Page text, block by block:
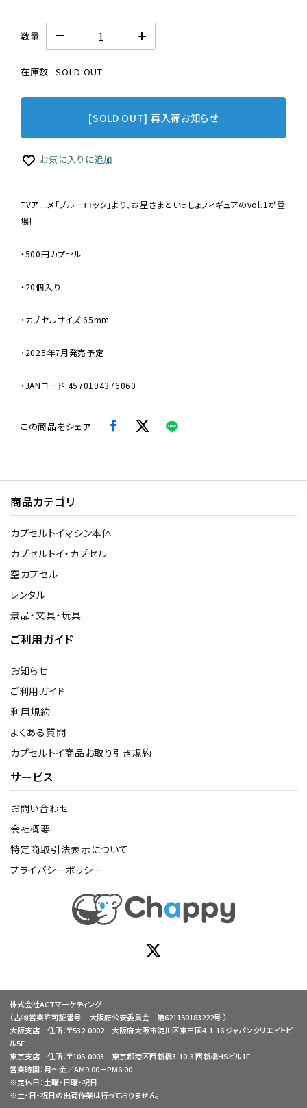
数量
在庫数 SOLD OUT
[SOLD OUT] 再入荷お知らせ
お気に入りに追加
TVアニメ「ブルーロック」より、お星さまといっしょフィギュアのvol.1が登
場!
・500円カプセル
・20個入り
・カプセルサイズ:65mm
・2025年7月発売予定
・JANコード:4570194376060
この商品をシェア
商品カテゴリ
カプセルトイマシン本体
カプセルトイ・カプセル
空カプセル
レンタル
景品・文具・玩具
ご利用ガイド
お知らせ
ご利用ガイド
利用規約
よくある質問
カプセルトイ商品お取り引き規約
サービス
お問い合わせ
会社概要
特定商取引法表示について
プライバシーポリシー
株式会社ACTマーケティング
（古物営業許可証番号 大阪府公安委員会 第621150183222号 ）
大阪支店 住所：〒532-0002 大阪府大阪市淀川区東三国4-1-16 ジャパンクリエイトビ
ル5F
東京支店 住所：〒105-0003 東京都港区西新橋3-10-3 西新橋HSビル1F
営業時間：月～金／AM9:00－PM6:00
※定休日：土曜・日曜・祝日
※土・日・祝日の出荷作業は行っておりません。